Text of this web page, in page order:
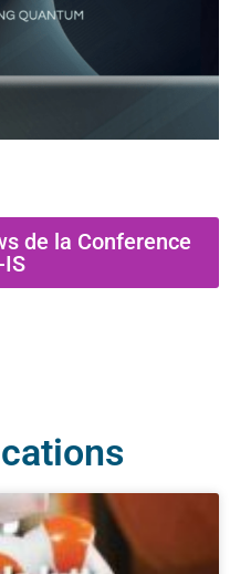
de la Conference
IS